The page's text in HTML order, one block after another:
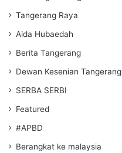
Tangerang Raya
Aida Hubaedah
Berita Tangerang
Dewan Kesenian Tangerang
SERBA SERBI
Featured
#APBD
Berangkat ke malaysia